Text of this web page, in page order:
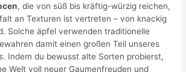
, die von süß bis kräftig-würzig reichen,
an Texturen ist vertreten – von knackig
Solche äpfel verwenden traditionelle
damit einen großen Teil unseres
. Indem du bewusst alte Sorten probierst,
Welt voll neuer Gaumenfreuden und